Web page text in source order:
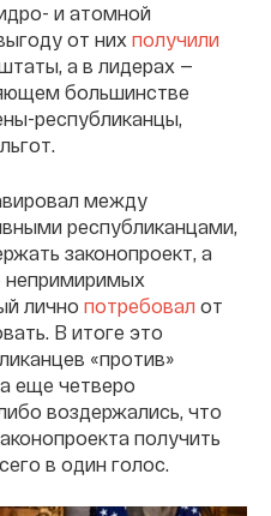
и атомной
от них получили
а в лидерах —
большинстве
республиканцы,
между
республиканцами,
законопроект, а
непримиримых
лично потребовал от
В итоге это
«против»
еще четверо
воздержались, что
получить
в один голос.